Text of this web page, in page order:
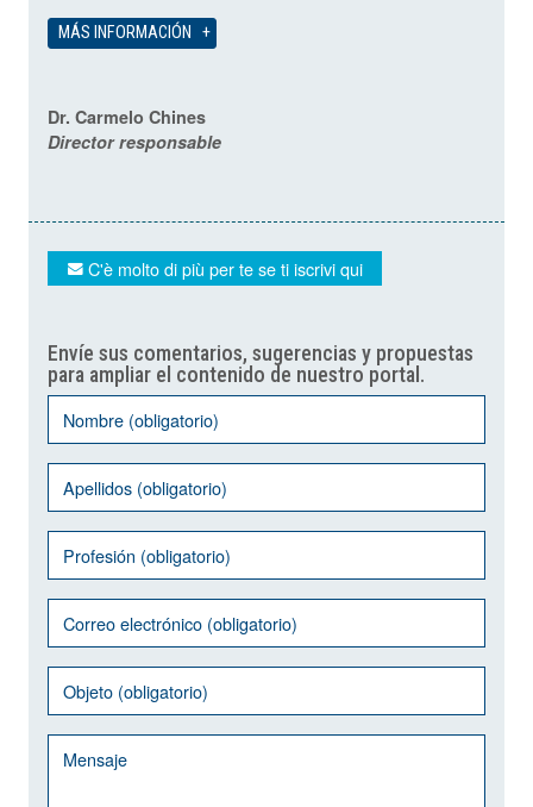
MÁS INFORMACIÓN
Dr. Carmelo Chines
Director responsable
C'è molto di più per te se ti iscrivi qui
Envíe sus comentarios, sugerencias y propuestas
para ampliar el contenido de nuestro portal.